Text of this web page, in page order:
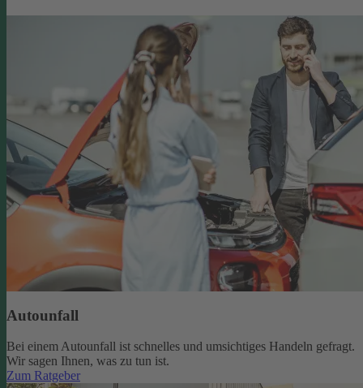
Autounfall
Bei einem Autounfall ist schnelles und umsichtiges Handeln gefragt.
Wir sagen Ihnen, was zu tun ist.
Zum Ratgeber